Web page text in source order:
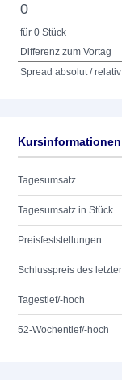
0
für 0 Stück
Differenz zum Vortag
Spread absolut / relativ
Kursinformationen
Tagesumsatz
Tagesumsatz in Stück
Preisfeststellungen
Schlusspreis des
Tagestief/-hoch
52-Wochentief/-hoch